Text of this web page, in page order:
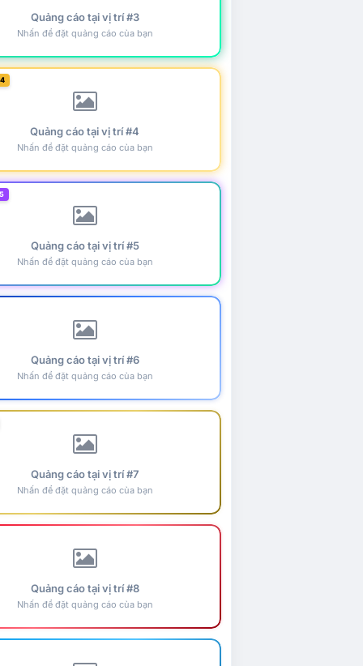
Quảng cáo tại vị trí #3
Nhấn để đặt quảng cáo của bạn
Quảng cáo tại vị trí #4
Nhấn để đặt quảng cáo của bạn
Quảng cáo tại vị trí #5
Nhấn để đặt quảng cáo của bạn
Quảng cáo tại vị trí #6
Nhấn để đặt quảng cáo của bạn
Quảng cáo tại vị trí #7
Nhấn để đặt quảng cáo của bạn
Quảng cáo tại vị trí #8
Nhấn để đặt quảng cáo của bạn